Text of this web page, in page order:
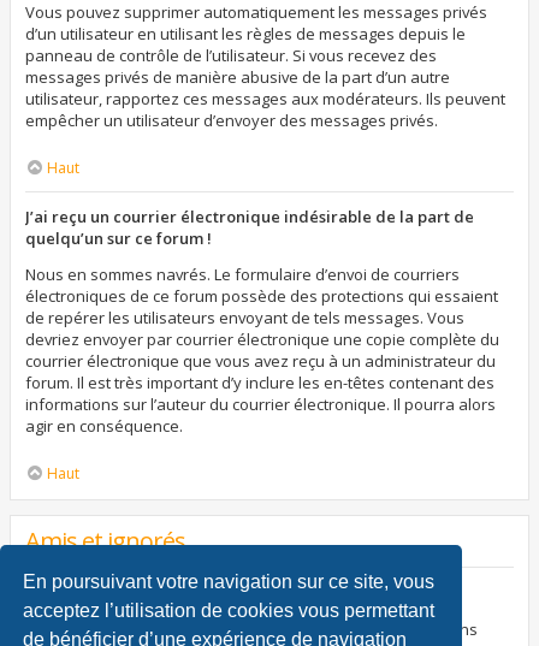
En poursuivant votre navigation sur ce site, vous
acceptez l’utilisation de cookies vous permettant
de bénéficier d’une expérience de navigation
Vous pouvez supprimer automatiquement les messages privés
d’un utilisateur en utilisant les règles de messages depuis le
panneau de contrôle de l’utilisateur. Si vous recevez des
messages privés de manière abusive de la part d’un autre
utilisateur, rapportez ces messages aux modérateurs. Ils peuvent
empêcher un utilisateur d’envoyer des messages privés.
Haut
J’ai reçu un courrier électronique indésirable de la part de
quelqu’un sur ce forum !
Nous en sommes navrés. Le formulaire d’envoi de courriers
électroniques de ce forum possède des protections qui essaient
de repérer les utilisateurs envoyant de tels messages. Vous
devriez envoyer par courrier électronique une copie complète du
courrier électronique que vous avez reçu à un administrateur du
forum. Il est très important d’y inclure les en-têtes contenant des
informations sur l’auteur du courrier électronique. Il pourra alors
agir en conséquence.
Haut
Amis et ignorés
À quoi sert ma liste d’amis et d’ignorés ?
Vous pouvez utiliser ces listes afin d’organiser et trier certains